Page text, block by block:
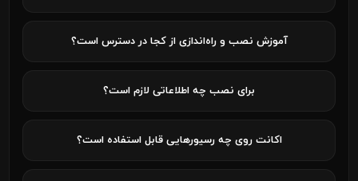
آموزش نصب و راه‌اندازی از کجا در دسترس است؟
برای نصب چه اطلاعاتی لازم است؟
اکانت روی چه رسیورهایی قابل استفاده است؟